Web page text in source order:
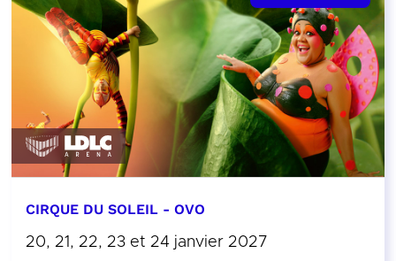
CIRQUE DU SOLEIL - OVO
20, 21, 22, 23 et 24 janvier 2027